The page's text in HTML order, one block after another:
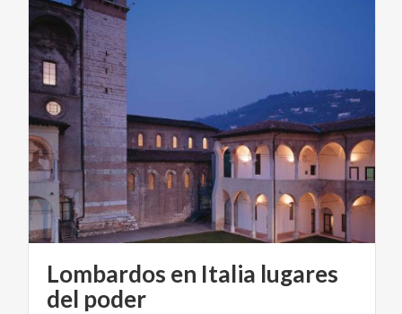
Lombardos en Italia lugares
del poder